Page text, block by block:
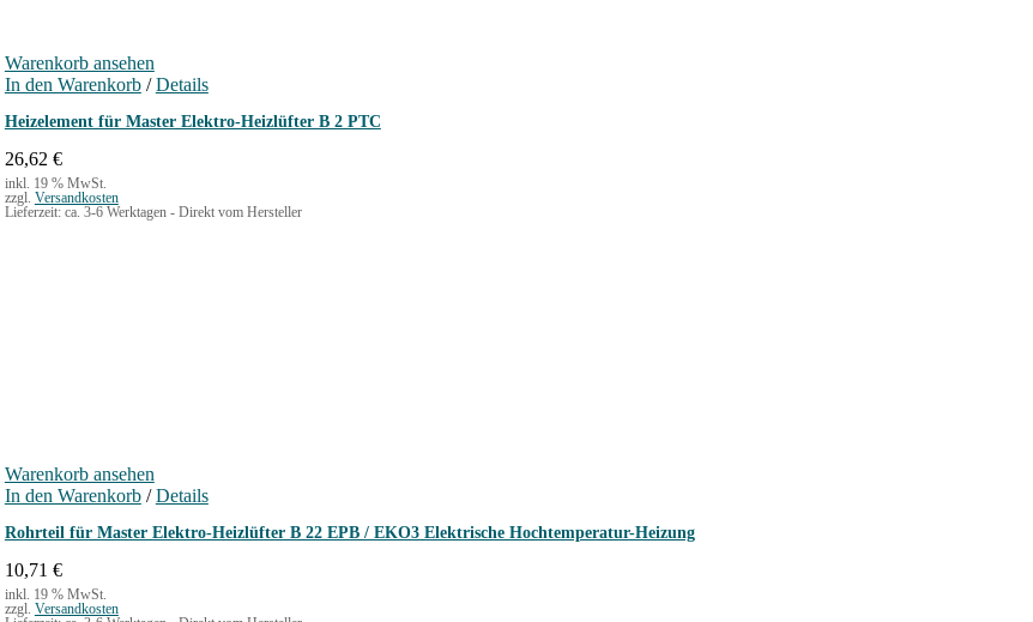
Warenkorb ansehen
In den Warenkorb / Details
Heizelement für Master Elektro-Heizlüfter B 2 PTC
26,62 €
inkl. 19 % MwSt.
zzgl. Versandkosten
Lieferzeit: ca. 3-6 Werktagen - Direkt vom Hersteller
Warenkorb ansehen
In den Warenkorb / Details
Rohrteil für Master Elektro-Heizlüfter B 22 EPB / EKO3 Elektrische Hochtemperatur-Heizung
10,71 €
inkl. 19 % MwSt.
zzgl. Versandkosten